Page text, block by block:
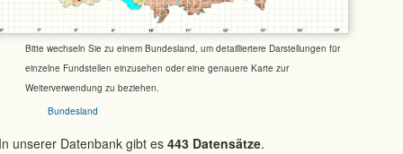
Bitte wechseln Sie zu einem Bundesland, um detailliertere Darstellungen für
einzelne Fundstellen einzusehen oder eine genauere Karte zur
Weiterverwendung zu beziehen.
Bundesland
unserer Datenbank gibt es 443 Datensätze.